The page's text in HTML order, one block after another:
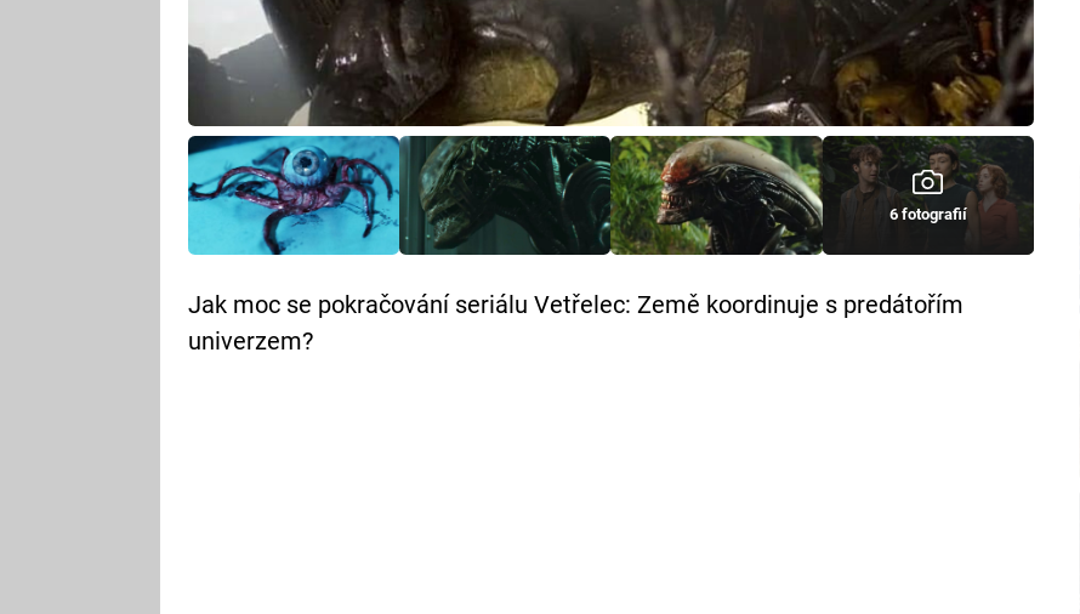
6 fotografií
Jak moc se pokračování seriálu Vetřelec: Země koordinuje s predátořím
univerzem?